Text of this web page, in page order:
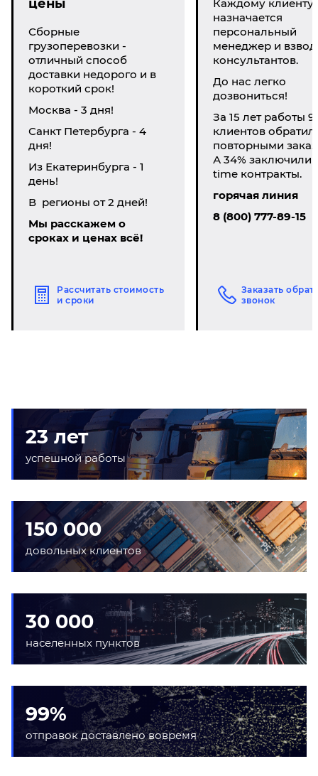
цены
Сборные
грузоперевозки -
отличный способ
доставки недорого и в
короткий срок!
Москва - 3 дня!
Санкт Петербурга - 4
дня!
Из Екатеринбурга - 1
день!
В регионы от 2 дней!
Мы расскажем о
сроках и ценах всё!
Рассчитать стоимость
и сроки
Каждому клиенту
назначается
персональный
менеджер и взвод
консультантов.
До нас легко
дозвониться!
За 15 лет работы
клиентов
повторными
А 34% заключили
time контракты.
горячая линия
8 (800) 777-89-15
Заказать
звонок
23 лет
успешной работы
150 000
довольных клиентов
30 000
населенных пунктов
99%
отправок доставлено вовремя